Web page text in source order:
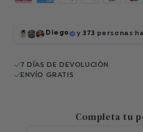
Diego y373 personas
7 DÍAS DE DEVOLUCIÓN
ENVÍO GRATIS
Completa tu